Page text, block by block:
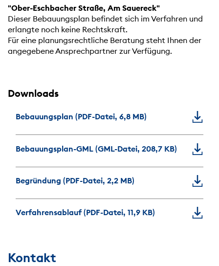
"Ober-Eschbacher Straße, Am Sauereck"
Dieser Bebauungsplan befindet sich im Verfahren und
erlangte noch keine Rechtskraft.
Für eine planungsrechtliche Beratung steht Ihnen der
angegebene Ansprechpartner zur Verfügung.
Downloads
Bebauungsplan (PDF-Datei, 6,8 MB)
Bebauungsplan-GML (GML-Datei, 208,7 KB)
Begründung (PDF-Datei, 2,2 MB)
Verfahrensablauf (PDF-Datei, 11,9 KB)
Kontakt